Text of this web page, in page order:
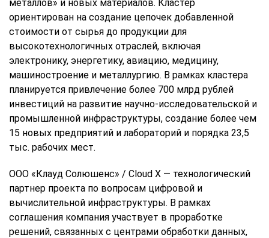
металлов» и новых материалов. Кластер
ориентирован на создание цепочек добавленной
стоимости от сырья до продукции для
высокотехнологичных отраслей, включая
электронику, энергетику, авиацию, медицину,
машиностроение и металлургию. В рамках кластера
планируется привлечение более 700 млрд рублей
инвестиций на развитие научно-исследовательской и
промышленной инфраструктуры, создание более чем
15 новых предприятий и лабораторий и порядка 23,5
тыс. рабочих мест.
ООО «Клауд Солюшенс» / Cloud X — технологический
партнер проекта по вопросам цифровой и
вычислительной инфраструктуры. В рамках
соглашения компания участвует в проработке
решений, связанных с центрами обработки данных,